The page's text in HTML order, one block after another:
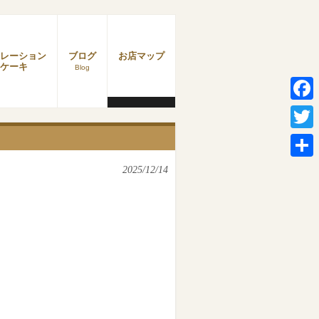
ーション
ケーキ
ブログ
Blog
お店マップ
2025/12/14
Twitter